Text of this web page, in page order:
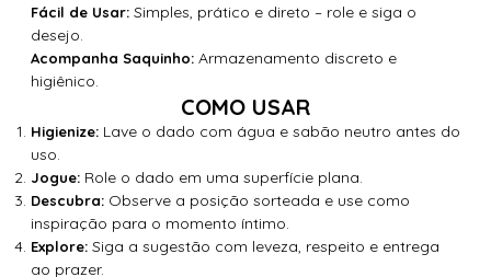
Fácil de Usar: Simples, prático e direto – role e siga o
desejo.
Acompanha Saquinho: Armazenamento discreto e
higiênico.
COMO USAR
Higienize: Lave o dado com água e sabão neutro antes do
uso.
Jogue: Role o dado em uma superfície plana.
Descubra: Observe a posição sorteada e use como
inspiração para o momento íntimo.
Explore: Siga a sugestão com leveza, respeito e entrega
ao prazer.